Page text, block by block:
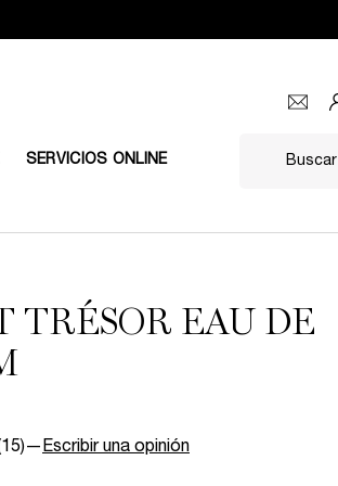
SERVICIOS ONLINE Buscar
TRÉSOR EAU DE
— Escribir una opinión